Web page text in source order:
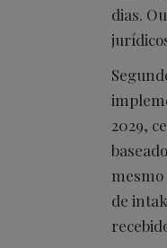
dias.
2029,
de